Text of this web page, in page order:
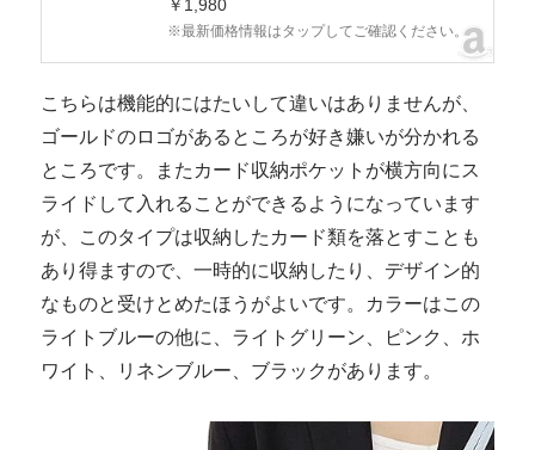
￥1,980
※最新価格情報はタップしてご確認ください。
こちらは機能的にはたいして違いはありませんが、
ゴールドのロゴがあるところが好き嫌いが分かれる
ところです。またカード収納ポケットが横方向にス
ライドして入れることができるようになっています
が、このタイプは収納したカード類を落とすことも
あり得ますので、一時的に収納したり、デザイン的
なものと受けとめたほうがよいです。カラーはこの
ライトブルーの他に、ライトグリーン、ピンク、ホ
ワイト、リネンブルー、ブラックがあります。